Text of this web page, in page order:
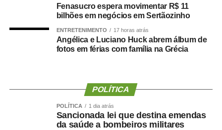
Um post compartilhado por Angélica (@angelicaksy)
Angélica e Luciano Huck abrem álbum de fotos
em férias com família na Gréciaapareceu primeiro em
TOP FAMOSOS.
Fenasucro espera movimentar R$ 11
bilhões em negócios em Sertãozinho
ENTRETENIMENTO 17 horas atrás
Angélica e Luciano Huck abrem álbum de
fotos em férias com família na Grécia
POLÍTICA
POLÍTICA 1 dia atrás
Sancionada lei que destina emendas
da saúde a bombeiros militares